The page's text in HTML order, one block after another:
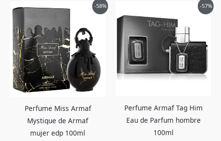
-58%
Perfume Miss Armaf
Mystique de Armaf
mujer edp 100ml
precio
era:
$554,000.
precio
es:
$229,900.
-57%
Perfume Armaf Tag Him
Eau de Parfum hombre
100ml
original
era:
$420,000.
precio
$179,900.